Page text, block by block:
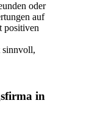
oder
auf
positiven
sinnvoll,
in